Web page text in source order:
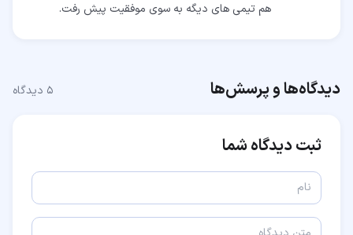
هم تیمی های دیگه به سوی موفقیت پیش رفت.
دیدگاه‌ها و پرسش‌ها ۵ دیدگاه
ثبت دیدگاه شما